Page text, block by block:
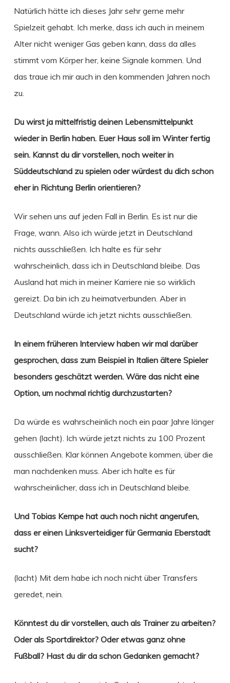
Natürlich hätte ich dieses Jahr sehr gerne mehr
Spielzeit gehabt. Ich merke, dass ich auch in meinem
Alter nicht weniger Gas geben kann, dass da alles
stimmt vom Körper her, keine Signale kommen. Und
das traue ich mir auch in den kommenden Jahren noch
zu.
Du wirst ja mittelfristig deinen Lebensmittelpunkt
wieder in Berlin haben. Euer Haus soll im Winter fertig
sein. Kannst du dir vorstellen, noch weiter in
Süddeutschland zu spielen oder würdest du dich schon
eher in Richtung Berlin orientieren?
Wir sehen uns auf jeden Fall in Berlin. Es ist nur die
Frage, wann. Also ich würde jetzt in Deutschland
nichts ausschließen. Ich halte es für sehr
wahrscheinlich, dass ich in Deutschland bleibe. Das
Ausland hat mich in meiner Karriere nie so wirklich
gereizt. Da bin ich zu heimatverbunden. Aber in
Deutschland würde ich jetzt nichts ausschließen.
In einem früheren Interview haben wir mal darüber
gesprochen, dass zum Beispiel in Italien ältere Spieler
besonders geschätzt werden. Wäre das nicht eine
Option, um nochmal richtig durchzustarten?
Da würde es wahrscheinlich noch ein paar Jahre länger
gehen (lacht). Ich würde jetzt nichts zu 100 Prozent
ausschließen. Klar können Angebote kommen, über die
man nachdenken muss. Aber ich halte es für
wahrscheinlicher, dass ich in Deutschland bleibe.
Und Tobias Kempe hat auch noch nicht angerufen,
dass er einen Linksverteidiger für Germania Eberstadt
sucht?
(lacht) Mit dem habe ich noch nicht über Transfers
geredet, nein.
Könntest du dir vorstellen, auch als Trainer zu arbeiten?
Oder als Sportdirektor? Oder etwas ganz ohne
Fußball? Hast du dir da schon Gedanken gemacht?